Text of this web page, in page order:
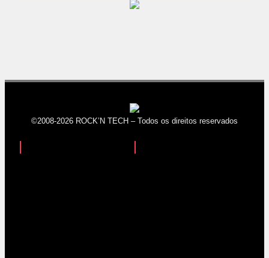
©2008-2026 ROCK’N TECH – Todos os direitos reservados